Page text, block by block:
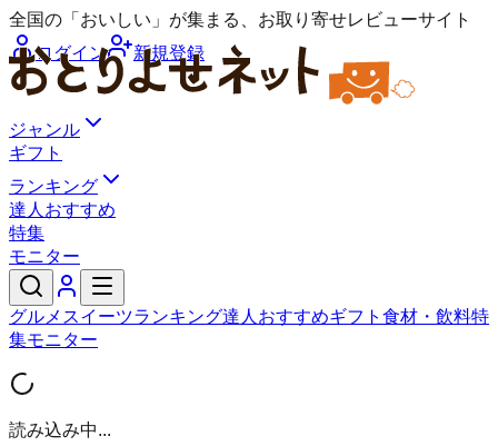
全国の「おいしい」が集まる、お取り寄せレビューサイト
ログイン
新規登録
ジャンル
ギフト
ランキング
達人おすすめ
特集
モニター
グルメ スイーツランキング達人おすすめギフト 食材・飲料特
集モニター
読み込み中...